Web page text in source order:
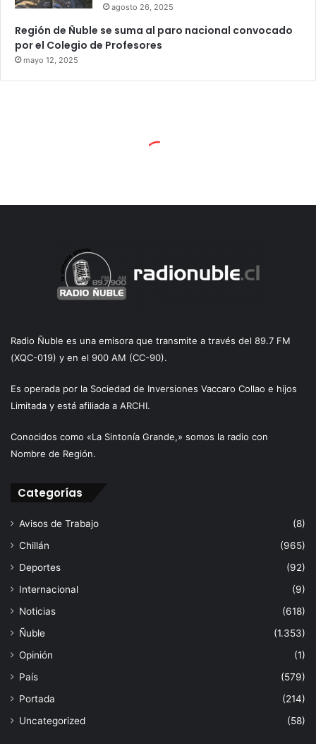
agosto 26, 2025
Región de Ñuble se suma al paro nacional convocado
por el Colegio de Profesores
mayo 12, 2025
Radio Ñuble es una emisora que transmite a través del 89.7 FM
(XQC-019) y en el 900 AM (CC-90).
Es operada por la Sociedad de Inversiones Vaccaro Collao e hijos
Limitada y está afiliada a ARCHI.
Conocidos como «La Sintonía Grande,» somos la radio con
Nombre de Región.
Categorías
Avisos de Trabajo
(8)
Chillán
(965)
Deportes
(92)
Internacional
(9)
Noticias
(618)
Ñuble
(1.353)
Opinión
(1)
País
(579)
Portada
(214)
Uncategorized
(58)